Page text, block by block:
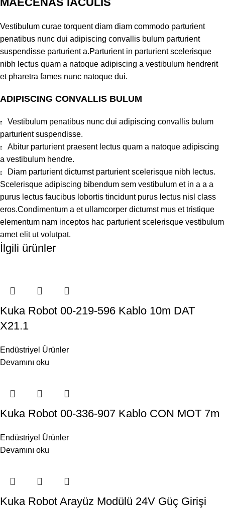
Vestibulum curae torquent diam diam commodo parturient
penatibus nunc dui adipiscing convallis bulum parturient
suspendisse parturient a.Parturient in parturient scelerisque
nibh lectus quam a natoque adipiscing a vestibulum hendrerit
et pharetra fames nunc natoque dui.
ADIPISCING CONVALLIS BULUM
Vestibulum penatibus nunc dui adipiscing convallis bulum
parturient suspendisse.
Abitur parturient praesent lectus quam a natoque adipiscing
a vestibulum hendre.
Diam parturient dictumst parturient scelerisque nibh lectus.
Scelerisque adipiscing bibendum sem vestibulum et in a a a
purus lectus faucibus lobortis tincidunt purus lectus nisl class
eros.Condimentum a et ullamcorper dictumst mus et tristique
elementum nam inceptos hac parturient scelerisque vestibulum
amet elit ut volutpat.
İlgili ürünler
Kuka Robot 00-219-596 Kablo 10m DAT
X21.1
Endüstriyel Ürünler
Devamını oku
Kuka Robot 00-336-907 Kablo CON MOT 7m
Endüstriyel Ürünler
Devamını oku
Kuka Robot Arayüz Modülü 24V Güç Girişi